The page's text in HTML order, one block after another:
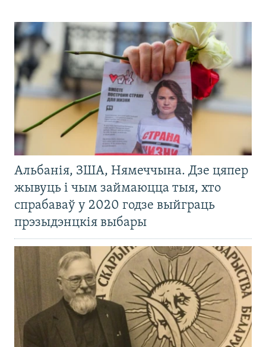
Альбанія, ЗША, Нямеччына. Дзе цяпер
жывуць і чым займаюцца тыя, хто
спрабаваў у 2020 годзе выйграць
прэзыдэнцкія выбары